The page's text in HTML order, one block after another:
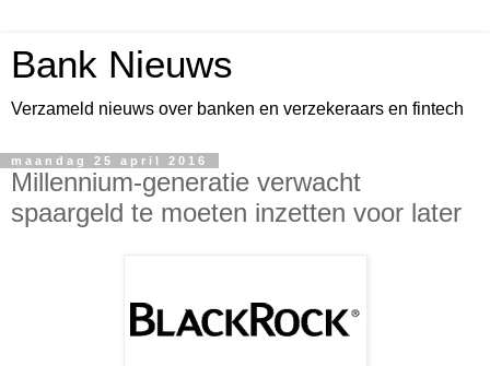
Bank Nieuws
Verzameld nieuws over banken en verzekeraars en fintech
maandag 25 april 2016
Millennium-generatie verwacht
spaargeld te moeten inzetten voor later